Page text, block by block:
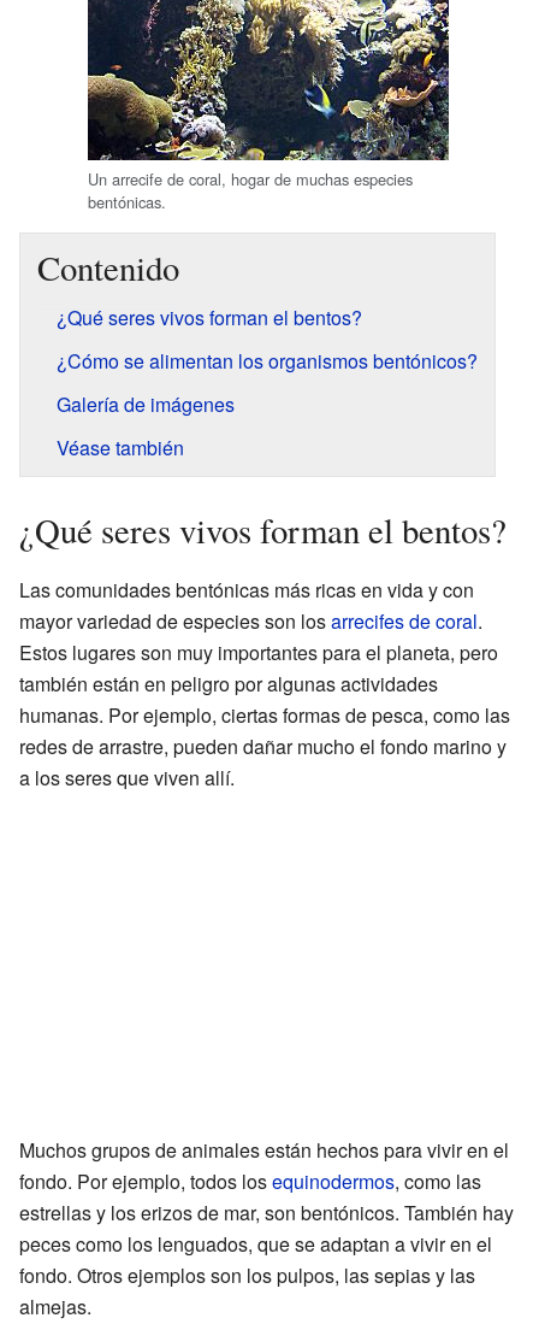
Un arrecife de coral, hogar de muchas especies
bentónicas.
Contenido
¿Qué seres vivos forman el bentos?
¿Cómo se alimentan los organismos bentónicos?
Galería de imágenes
Véase también
¿Qué seres vivos forman el bentos?
Las comunidades bentónicas más ricas en vida y con
mayor variedad de especies son losarrecifes de coral.
Estos lugares son muy importantes para el planeta, pero
también están en peligro por algunas actividades
humanas. Por ejemplo, ciertas formas de pesca, como las
redes de arrastre, pueden dañar mucho el fondo marino y
a los seres que viven allí.
Muchos grupos de animales están hechos para vivir en el
fondo. Por ejemplo, todos losequinodermos, como las
estrellas y los erizos de mar, son bentónicos. También hay
peces como los lenguados, que se adaptan a vivir en el
fondo. Otros ejemplos son los pulpos, las sepias y las
almejas.